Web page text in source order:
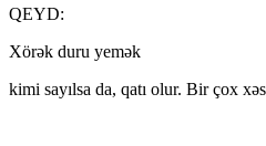
QEYD:
Xörək duru yemək
kimi sayılsa da, qatı olur. Bir çox